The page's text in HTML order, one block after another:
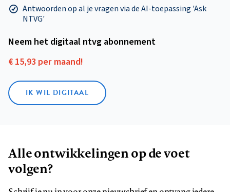
Antwoorden op al je vragen via de AI-toepassing 'Ask
NTVG'
Neem het digitaal ntvg abonnement
€ 15,93 per maand!
IK WIL DIGITAAL
Alle ontwikkelingen op de voet
volgen?